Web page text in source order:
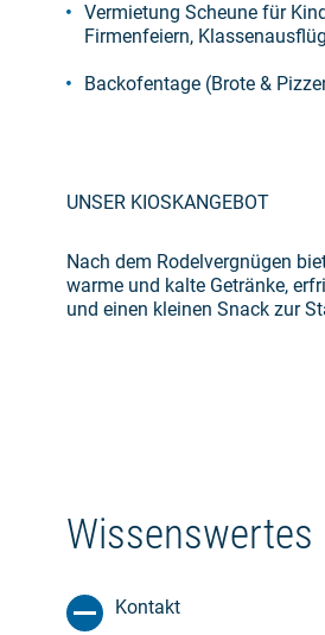
Vermietung Scheune für
Firmenfeiern,
Backofentage (Brote &
UNSER KIOSKANGEBOT
Nach dem Rodelvergnügen
warme und kalte Getränke,
und einen kleinen Snack zur
Wissenswertes
Kontakt